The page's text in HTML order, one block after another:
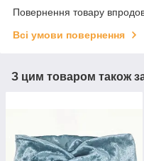
Повернення товару
Всі умови повернення
З цим товаром також